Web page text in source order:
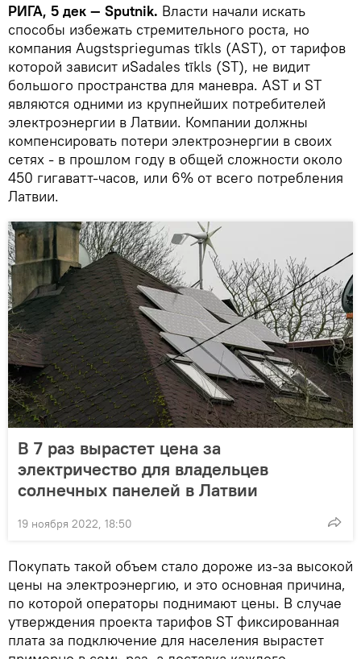
РИГА, 5 дек — Sputnik. Власти начали искать
способы избежать стремительного роста, но
компания Augstspriegumas tīkls (AST), от тарифов
которой зависит иSadales tīkls (ST), не видит
большого пространства для маневра. AST и ST
являются одними из крупнейших потребителей
электроэнергии в Латвии. Компании должны
компенсировать потери электроэнергии в своих
сетях - в прошлом году в общей сложности около
450 гигаватт-часов, или 6% от всего потребления
Латвии.
В 7 раз вырастет цена за
электричество для владельцев
солнечных панелей в Латвии
19 ноября 2022, 18:50
Покупать такой объем стало дороже из-за высокой
цены на электроэнергию, и это основная причина,
по которой операторы поднимают цены. В случае
утверждения проекта тарифов ST фиксированная
плата за подключение для населения вырастет